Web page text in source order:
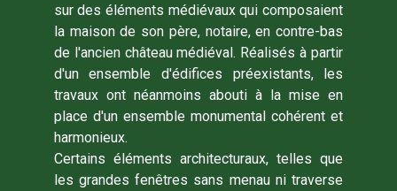
sur des éléments médiévaux qui composaient
la maison de son père, notaire, en contre-bas
de l'ancien château médiéval. Réalisés à partir
d'un ensemble d'édifices préexistants, les
travaux ont néanmoins abouti à la mise en
place d'un ensemble monumental cohérent et
harmonieux.
Certains éléments architecturaux, telles que
les grandes fenêtres sans menau ni traverse